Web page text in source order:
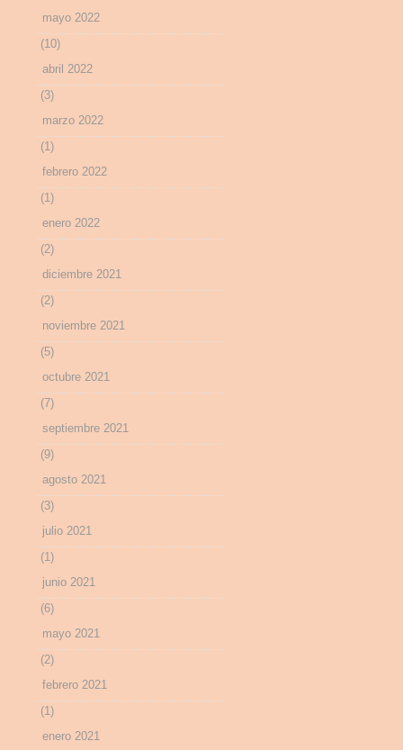
mayo 2022
(10)
abril 2022
(3)
marzo 2022
(1)
febrero 2022
(1)
enero 2022
(2)
diciembre 2021
(2)
noviembre 2021
(5)
octubre 2021
(7)
septiembre 2021
(9)
agosto 2021
(3)
julio 2021
(1)
junio 2021
(6)
mayo 2021
(2)
febrero 2021
(1)
enero 2021